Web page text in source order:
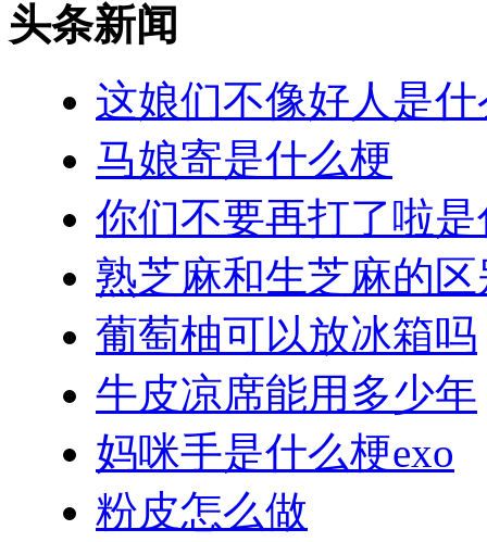
头条新闻
这娘们不像好人是
马娘寄是什么梗
你们不要再打了啦
熟芝麻和生芝麻的区
葡萄柚可以放冰箱吗
牛皮凉席能用多少年
妈咪手是什么梗exo
粉皮怎么做